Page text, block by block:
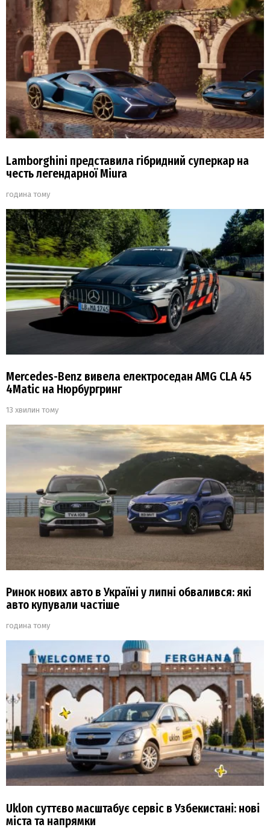
Lamborghini представила гібридний суперкар на
честь легендарної Miura
година тому
Mercedes-Benz вивела електроседан AMG CLA 45
4Matic на Нюрбургринг
13 хвилин тому
Ринок нових авто в Україні у липні обвалився: які
авто купували частіше
година тому
Uklon суттєво масштабує сервіс в Узбекистані: нові
міста та напрямки